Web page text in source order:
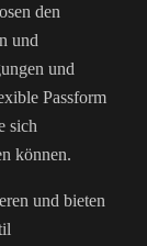
den
und
und
Passform
sich
können.
und bieten